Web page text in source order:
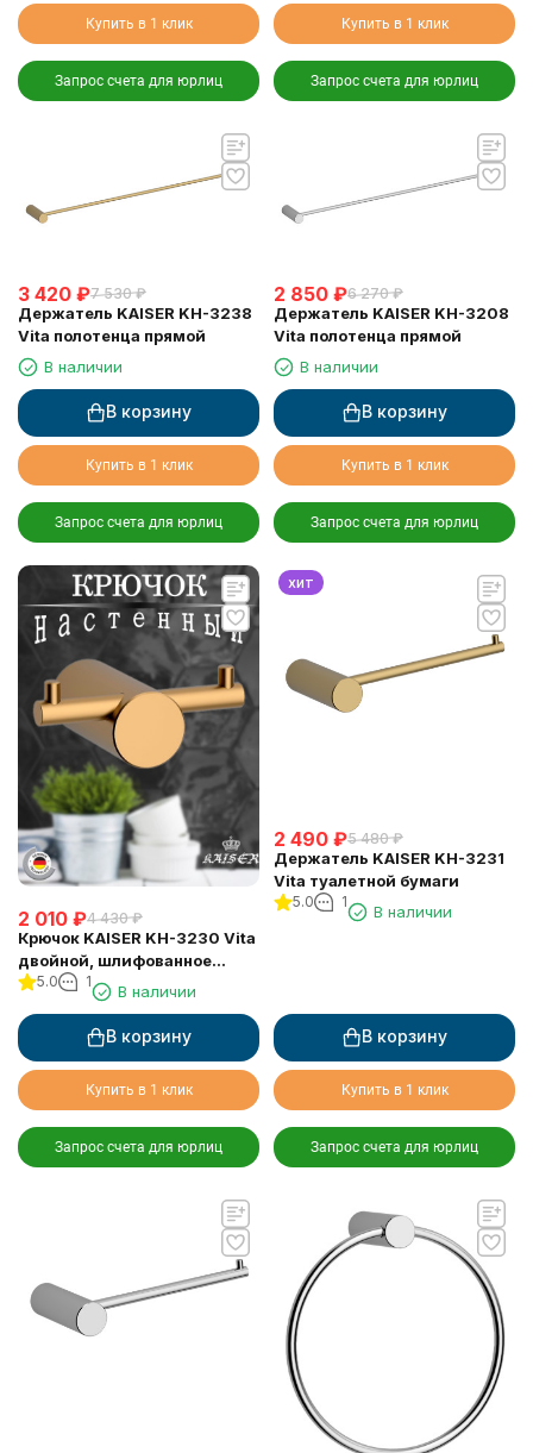
Купить в 1 клик
Запрос счета для юрлиц
Купить в 1 клик
Запрос счета для юрлиц
3 420 ₽7 530 ₽
Держатель KAISER KH-3238
Vita полотенца прямой
В наличии
В корзину
Купить в 1 клик
Запрос счета для юрлиц
2 850 ₽6 270 ₽
Держатель KAISER KH-3208
Vita полотенца прямой
В наличии
В корзину
Купить в 1 клик
Запрос счета для юрлиц
2 010 ₽4 430 ₽
Крючок KAISER KH-3230 Vita
двойной, шлифованное
золото
5.0 1
В наличии
В корзину
Купить в 1 клик
Запрос счета для юрлиц
хит
2 490 ₽5 480 ₽
Держатель KAISER KH-3231
Vita туалетной бумаги
5.0 1
В наличии
В корзину
Купить в 1 клик
Запрос счета для юрлиц